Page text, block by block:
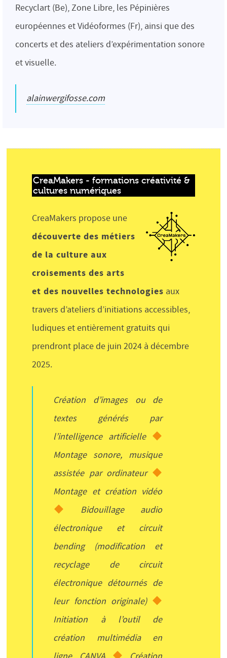
Recyclart (Be), Zone Libre, les Pépinières
européennes et Vidéoformes (Fr), ainsi que des
concerts et des ateliers d’expérimentation sonore
et visuelle.
alainwergifosse.com
CreaMakers - formations créativité &
cultures numériques
CreaMakers propose une
découverte des métiers
de la culture aux
croisements des arts
et des nouvelles technologies aux
travers d’ateliers d’initiations accessibles,
ludiques et entièrement gratuits qui
prendront place de juin 2024 à décembre
2025.
Création d’images ou de
textes générés par
l’intelligence artificielle
Montage sonore, musique
assistée par ordinateur
Montage et création vidéo
Bidouillage audio
électronique et circuit
bending (modification et
recyclage de circuit
électronique détournés de
leur fonction originale)
Initiation à l’outil de
création multimédia en